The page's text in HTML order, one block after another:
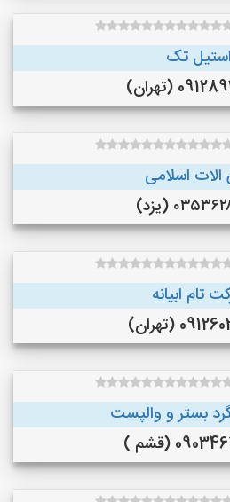
استیل تک
(تهران)
اسلامی
(یزد)
تام ابیانه
(تهران)
بستر و والپست
(قشم )